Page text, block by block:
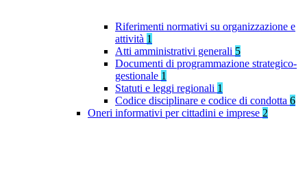
Riferimenti normativi su organizzazione e
attività 1
Atti amministrativi generali 5
Documenti di programmazione strategico-
gestionale 1
Statuti e leggi regionali 1
Codice disciplinare e codice di condotta 6
Oneri informativi per cittadini e imprese 2